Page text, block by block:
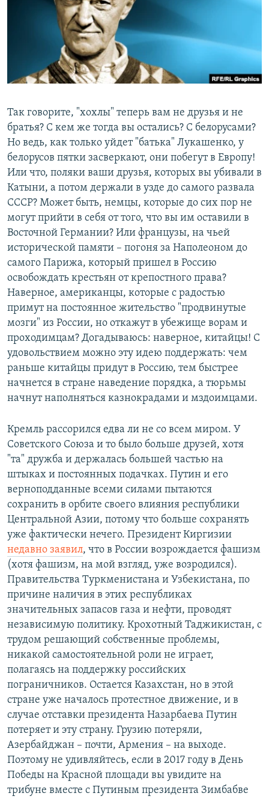
РАСПИСАНИЕ ВЕЩАНИЯ
ПОДПИШИТЕСЬ НА РАССЫЛКУ
СОЦИАЛЬНЫЕ СЕТИ
Все сайты РСЕ/РС
Так говорите, "хохлы" теперь вам не друзья и не
братья? С кем же тогда вы остались? С белорусами?
Но ведь, как только уйдет "батька" Лукашенко, у
белорусов пятки засверкают, они побегут в Европу!
Или что, поляки ваши друзья, которых вы убивали в
Катыни, а потом держали в узде до самого развала
СССР? Может быть, немцы, которые до сих пор не
могут прийти в себя от того, что вы им оставили в
Восточной Германии? Или французы, на чьей
исторической памяти – погоня за Наполеоном до
самого Парижа, который пришел в Россию
освобождать крестьян от крепостного права?
Наверное, американцы, которые с радостью
примут на постоянное жительство "продвинутые
мозги" из России, но откажут в убежище ворам и
проходимцам? Догадываюсь: наверное, китайцы! С
удовольствием можно эту идею поддержать: чем
раньше китайцы придут в Россию, тем быстрее
начнется в стране наведение порядка, а тюрьмы
начнут наполняться казнокрадами и мздоимцами.
Кремль рассорился едва ли не со всем миром. У
Советского Союза и то было больше друзей, хотя
"та" дружба и держалась большей частью на
штыках и постоянных подачках. Путин и его
верноподданные всеми силами пытаются
сохранить в орбите своего влияния республики
Центральной Азии, потому что больше сохранять
уже фактически нечего. Президент Киргизии
недавно заявил, что в России возрождается фашизм
(хотя фашизм, на мой взгляд, уже возродился).
Правительства Туркменистана и Узбекистана, по
причине наличия в этих республиках
значительных запасов газа и нефти, проводят
независимую политику. Крохотный Таджикистан, с
трудом решающий собственные проблемы,
никакой самостоятельной роли не играет,
полагаясь на поддержку российских
пограничников. Остается Казахстан, но в этой
стране уже началось протестное движение, и в
случае отставки президента Назарбаева Путин
потеряет и эту страну. Грузию потеряли,
Азербайджан – почти, Армения – на выходе.
Поэтому не удивляйтесь, если в 2017 году в День
Победы на Красной площади вы увидите на
трибуне вместе с Путиным президента Зимбабве